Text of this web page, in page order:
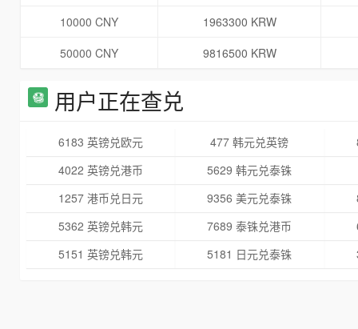
10000 CNY
1963300 KRW
50000 CNY
9816500 KRW
用户正在查兑
6183 英镑兑欧元 477 韩元兑英镑
4022 英镑兑港币
5629 韩元兑泰铢
1257 港币兑日元
9356 美元兑泰铢
5362 英镑兑韩元
7689 泰铢兑港币
5151 英镑兑韩元
5181 日元兑泰铢